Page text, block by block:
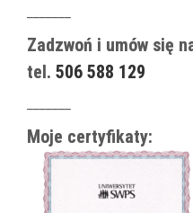
Zadzwoń i umów się
tel. 506 588 129
Moje certyfikaty: